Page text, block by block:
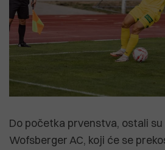
Do početka prvenstva, ostali
Wofsberger AC, koji će se